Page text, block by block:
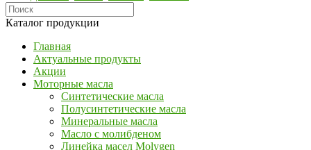
Каталог продукции
Главная
Актуальные продукты
Акции
Моторные масла
Синтетические масла
Полусинтетические масла
Минеральные масла
Масло с молибденом
Линейка масел Molygen